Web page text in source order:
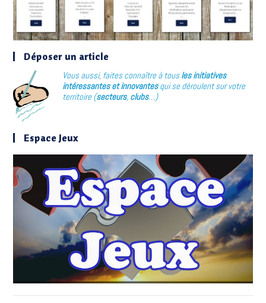
Déposer un article
Vous aussi, faites connaître à tousles initiatives
intéressantes et innovantesqui se déroulent sur votre
territoire (secteurs, clubs…)
Espace Jeux